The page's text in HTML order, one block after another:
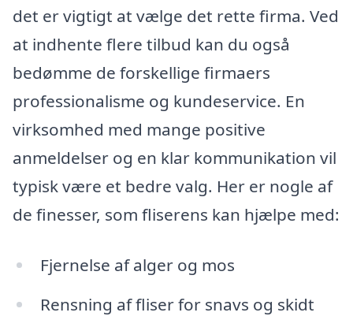
det er vigtigt at vælge det rette firma. Ved
at indhente flere tilbud kan du også
bedømme de forskellige firmaers
professionalisme og kundeservice. En
virksomhed med mange positive
anmeldelser og en klar kommunikation vil
typisk være et bedre valg. Her er nogle af
de finesser, som fliserens kan hjælpe med:
Fjernelse af alger og mos
Rensning af fliser for snavs og skidt